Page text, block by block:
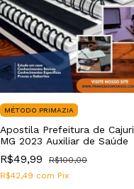
MÉTODO PRIMAZIA
Apostila Prefeitura de Cajuri
MG 2023 Auxiliar de Saúde
R$49,99
R$100,00
R$42,49 com Pix